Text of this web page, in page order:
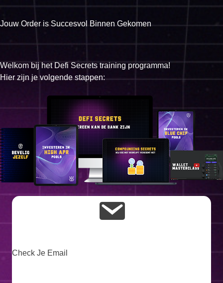
Jouw Order is Succesvol Binnen Gekomen
Welkom bij het Defi Secrets training programma!
Hier zijn je volgende stappen:
Check Je Email